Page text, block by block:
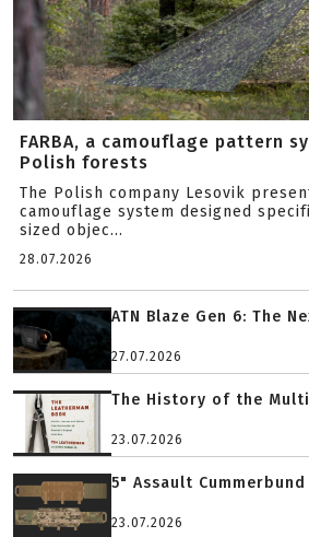
FARBA, a camouflage pattern
Polish forests
The Polish company Lesovik
camouflage system designed
sized objec...
28.07.2026
ATN Blaze Gen 6: The
27.07.2026
The History of the
23.07.2026
5" Assault
23.07.2026